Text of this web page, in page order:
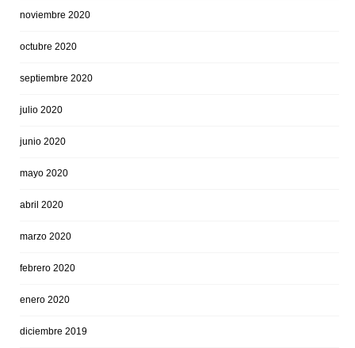
noviembre 2020
octubre 2020
septiembre 2020
julio 2020
junio 2020
mayo 2020
abril 2020
marzo 2020
febrero 2020
enero 2020
diciembre 2019